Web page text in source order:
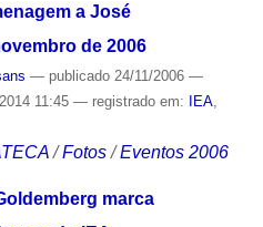
a José
de 2006
— publicado24/11/2006 —
11:45 — registrado em: IEA,
/Fotos /Eventos 2006
marca